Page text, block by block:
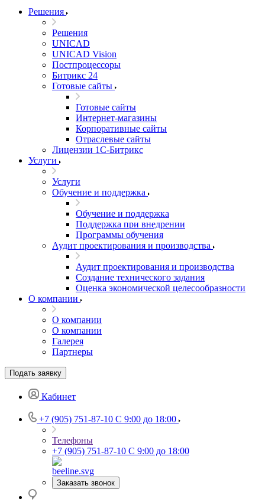
Решения
Решения
UNICAD
UNICAD Vision
Постпроцессоры
Битрикс 24
Готовые сайты
Готовые сайты
Интернет-магазины
Корпоративные сайты
Отраслевые сайты
Лицензии 1С-Битрикс
Услуги
Услуги
Обучение и поддержка
Обучение и поддержка
Поддержка при внедрении
Программы обучения
Аудит проектирования и производства
Аудит проектирования и производства
Создание технического задания
Оценка экономической целесообразности
О компании
О компании
О компании
Галерея
Партнеры
Подать заявку
Кабинет
+7 (905) 751-87-10 С 9:00 до 18:00
Телефоны
+7 (905) 751-87-10 С 9:00 до 18:00
Заказать звонок